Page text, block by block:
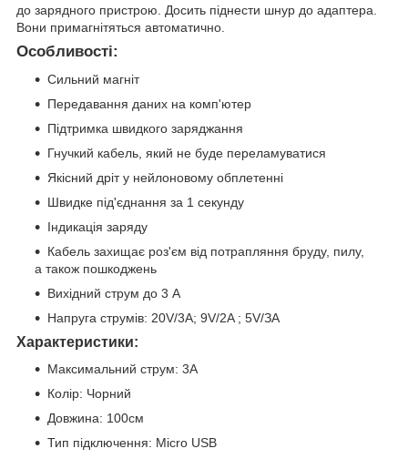
до зарядного пристрою. Досить піднести шнур до адаптера.
Вони примагнітяться автоматично.
Особливості:
Сильний магніт
Передавання даних на комп'ютер
Підтримка швидкого заряджання
Гнучкий кабель, який не буде переламуватися
Якісний дріт у нейлоновому обплетенні
Швидке під'єднання за 1 секунду
Індикація заряду
Кабель захищає роз'єм від потрапляння бруду, пилу,
а також пошкоджень
Вихідний струм до 3 А
Напруга струмів: 20V/3А; 9V/2A ; 5V/ЗА
Характеристики:
Максимальний струм: 3A
Колір: Чорний
Довжина: 100см
Тип підключення: Micro USB